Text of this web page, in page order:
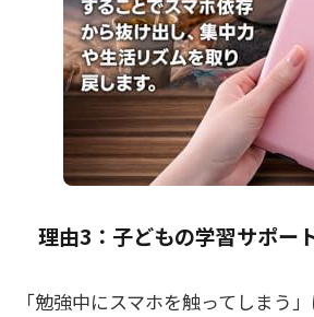
理由3：子どもの学習サポー
「勉強中にスマホを触ってしまう」